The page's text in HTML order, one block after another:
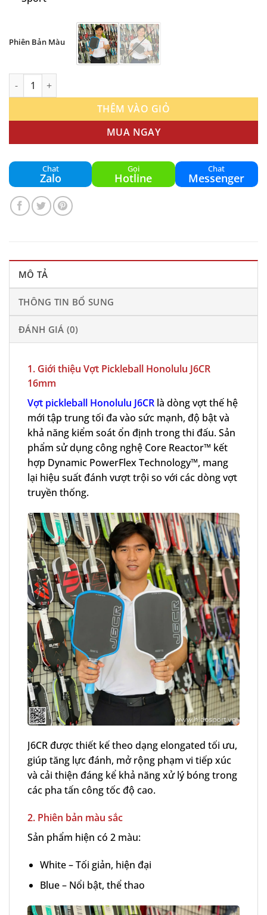
Phiên Bản Màu
Vợt Pickleball Honolulu J6CR 16mm số lượng
THÊM VÀO GIỎ
MUA NGAY
Chat
Zalo
Gọi
Hotline
Chat
Messenger
MÔ TẢ
THÔNG TIN BỔ SUNG
ĐÁNH GIÁ (0)
1. Giới thiệu Vợt Pickleball Honolulu J6CR
16mm
Vợt pickleball Honolulu J6CR là dòng vợt thế hệ
mới tập trung tối đa vào sức mạnh, độ bật và
khả năng kiểm soát ổn định trong thi đấu. Sản
phẩm sử dụng công nghệ Core Reactor™ kết
hợp Dynamic PowerFlex Technology™, mang
lại hiệu suất đánh vượt trội so với các dòng vợt
truyền thống.
J6CR được thiết kế theo dạng elongated tối ưu,
giúp tăng lực đánh, mở rộng phạm vi tiếp xúc
và cải thiện đáng kể khả năng xử lý bóng trong
các pha tấn công tốc độ cao.
2. Phiên bản màu sắc
Sản phẩm hiện có 2 màu:
White – Tối giản, hiện đại
Blue – Nổi bật, thể thao